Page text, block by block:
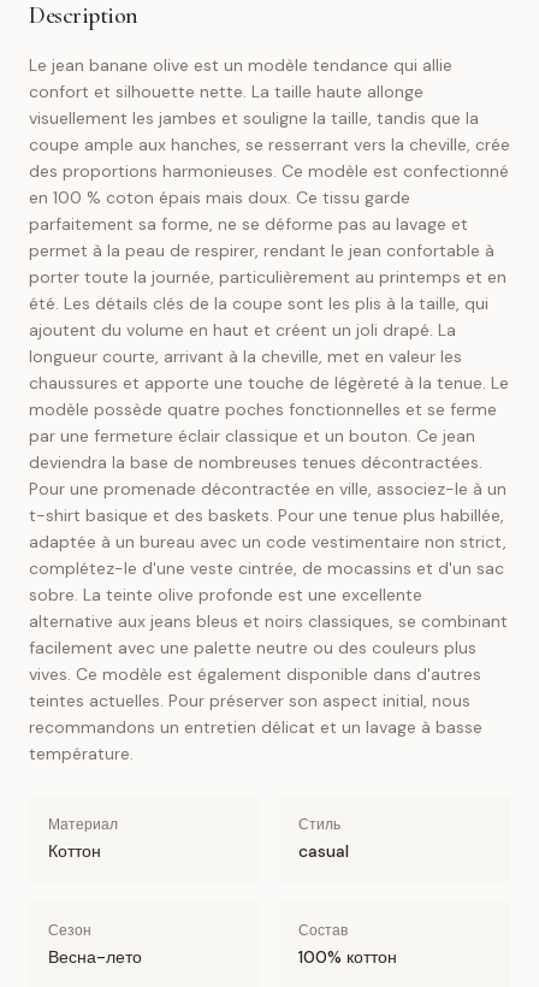
Description
Le jean banane olive est un modèle tendance qui allie
confort et silhouette nette. La taille haute allonge
visuellement les jambes et souligne la taille, tandis que la
coupe ample aux hanches, se resserrant vers la cheville, crée
des proportions harmonieuses. Ce modèle est confectionné
en 100 % coton épais mais doux. Ce tissu garde
parfaitement sa forme, ne se déforme pas au lavage et
permet à la peau de respirer, rendant le jean confortable à
porter toute la journée, particulièrement au printemps et en
été. Les détails clés de la coupe sont les plis à la taille, qui
ajoutent du volume en haut et créent un joli drapé. La
longueur courte, arrivant à la cheville, met en valeur les
chaussures et apporte une touche de légèreté à la tenue. Le
modèle possède quatre poches fonctionnelles et se ferme
par une fermeture éclair classique et un bouton. Ce jean
deviendra la base de nombreuses tenues décontractées.
Pour une promenade décontractée en ville, associez-le à un
t-shirt basique et des baskets. Pour une tenue plus habillée,
adaptée à un bureau avec un code vestimentaire non strict,
complétez-le d'une veste cintrée, de mocassins et d'un sac
sobre. La teinte olive profonde est une excellente
alternative aux jeans bleus et noirs classiques, se combinant
facilement avec une palette neutre ou des couleurs plus
vives. Ce modèle est également disponible dans d'autres
teintes actuelles. Pour préserver son aspect initial, nous
recommandons un entretien délicat et un lavage à basse
température.
Материал
Коттон
Стиль
casual
Сезон
Весна-лето
Состав
100% коттон